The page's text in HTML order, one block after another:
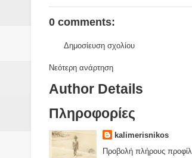
0 comments:
Δημοσίευση σχολίου
Νεότερη ανάρτηση
Author Details
Πληροφορίες
kalimerisnikos
Προβολή πλήρους προφίλ